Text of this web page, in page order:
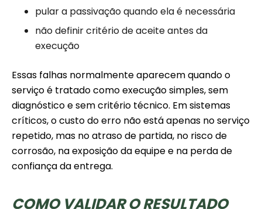
pular a passivação quando ela é necessária
não definir critério de aceite antes da
execução
Essas falhas normalmente aparecem quando o
serviço é tratado como execução simples, sem
diagnóstico e sem critério técnico. Em sistemas
críticos, o custo do erro não está apenas no serviço
repetido, mas no atraso de partida, no risco de
corrosão, na exposição da equipe e na perda de
confiança da entrega.
COMO VALIDAR O RESULTADO